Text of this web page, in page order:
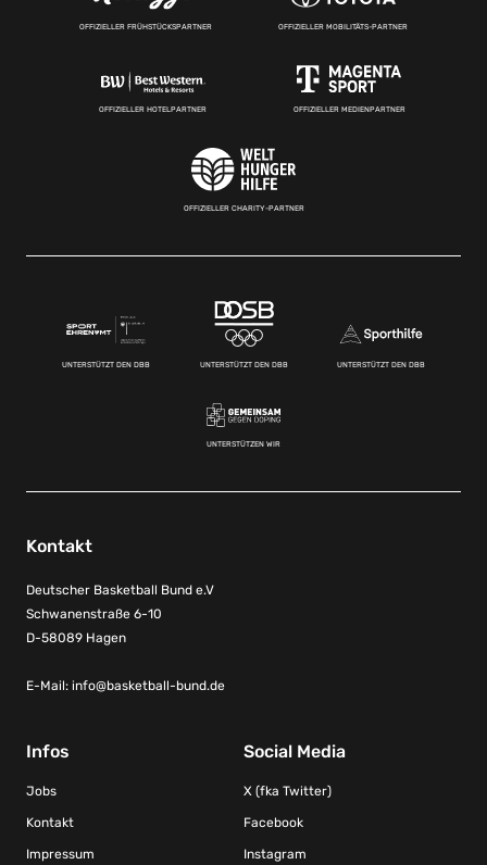
OFFIZIELLER FRÜHSTÜCKSPARTNER OFFIZIELLER MOBILITÄTS-PARTNER
OFFIZIELLER HOTELPARTNER OFFIZIELLER MEDIENPARTNER
OFFIZIELLER CHARITY-PARTNER
UNTERSTÜTZT DEN DBB UNTERSTÜTZT DEN DBB UNTERSTÜTZT DEN DBB
UNTERSTÜTZEN WIR
Kontakt
Deutscher Basketball Bund e.V
Schwanenstraße 6-10
D-58089 Hagen
E-Mail: info@basketball-bund.de
Infos
Jobs
Kontakt
Impressum
Social Media
X (fka Twitter)
Facebook
Instagram